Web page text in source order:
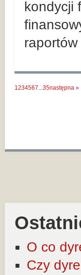
kondycji
raportów
1234567...35następna »
O co
Czy